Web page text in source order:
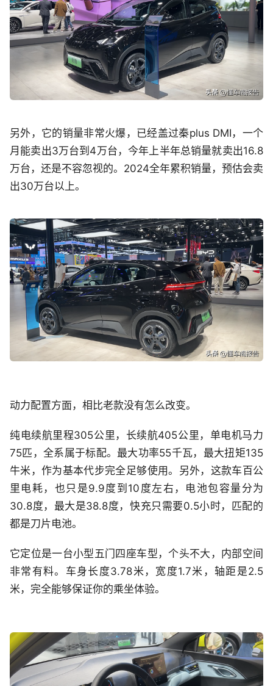
另外，它的销量非常火爆，已经盖过秦plus DMI，一个
月能卖出3万台到4万台，今年上半年总销量就卖出16.8
万台，还是不容忽视的。2024全年累积销量，预估会卖
出30万台以上。
动力配置方面，相比老款没有怎么改变。
纯电续航里程305公里，长续航405公里，单电机马力
75匹，全系属于标配。最大功率55千瓦，最大扭矩135
牛米，作为基本代步完全足够使用。另外，这款车百公
里电耗，也只是9.9度到10度左右，电池包容量分为
30.8度，最大是38.8度，快充只需要0.5小时，匹配的
都是刀片电池。
它定位是一台小型五门四座车型，个头不大，内部空间
非常有料。车身长度3.78米，宽度1.7米，轴距是2.5
米，完全能够保证你的乘坐体验。